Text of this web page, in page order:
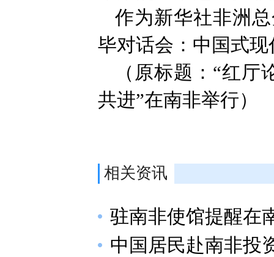
作为新华社非洲
毕对话会：中国式
（原标题：“红
共进”在南非举行）
相关资讯
驻南非使馆提醒在
中国居民赴南非投